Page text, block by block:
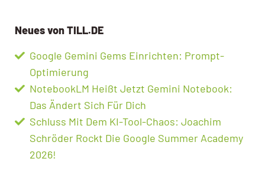
Neues von TILL.DE
Google Gemini Gems Einrichten: Prompt-
Optimierung
NotebookLM Heißt Jetzt Gemini Notebook:
Das Ändert Sich Für Dich
Schluss Mit Dem KI-Tool-Chaos: Joachim
Schröder Rockt Die Google Summer Academy
2026!